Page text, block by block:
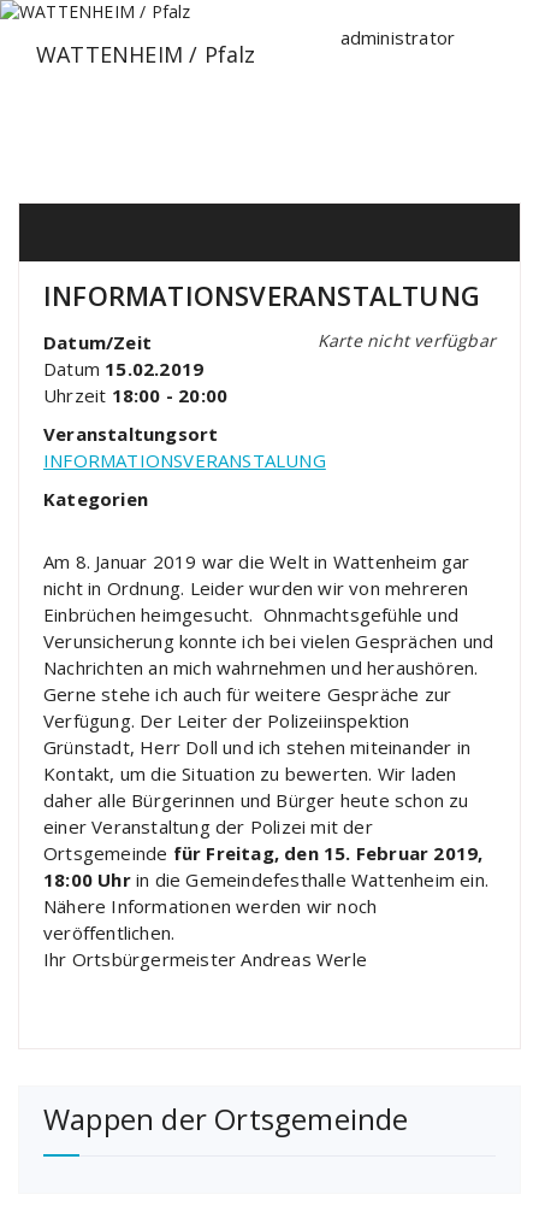
Zum
springenWATTENHEIM / Pfalz
administrator
INFORMATIONSVERANSTALTUNG
Karte nicht verfügbar
Datum/Zeit
Datum 15.02.2019
Uhrzeit 18:00 - 20:00
Veranstaltungsort
INFORMATIONSVERANSTALUNG
Kategorien
Am 8. Januar 2019 war die Welt in Wattenheim gar
nicht in Ordnung. Leider wurden wir von mehreren
Einbrüchen heimgesucht. Ohnmachtsgefühle und
Verunsicherung konnte ich bei vielen Gesprächen und
Nachrichten an mich wahrnehmen und heraushören.
Gerne stehe ich auch für weitere Gespräche zur
Verfügung. Der Leiter der Polizeiinspektion
Grünstadt, Herr Doll und ich stehen miteinander in
Kontakt, um die Situation zu bewerten. Wir laden
daher alle Bürgerinnen und Bürger heute schon zu
einer Veranstaltung der Polizei mit der
Ortsgemeinde für Freitag, den 15. Februar 2019,
18:00 Uhr in die Gemeindefesthalle Wattenheim ein.
Nähere Informationen werden wir noch
veröffentlichen.
Ihr Ortsbürgermeister Andreas Werle
Wappen der Ortsgemeinde